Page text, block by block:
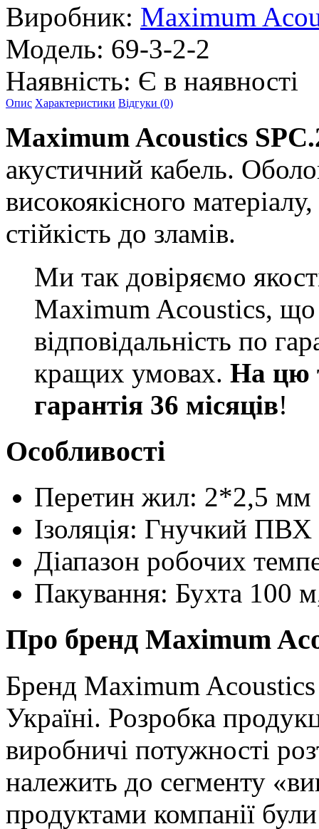
Виробник: Maximum
Модель: 69-3-2-2
Наявність: Є в наявності
Опис Характеристики Відгуки (0)
Maximum Acoustics
акустичний кабель.
високоякісного
стійкість до зламів.
Ми так довіряємо
Maximum Acoustics, що
відповідальність по
кращих умовах. На цю
гарантія 36 місяців!
Особливості
Перетин жил: 2*2,5 мм
Ізоляція: Гнучкий ПВХ
Діапазон робочих
Пакування: Бухта 100
Про бренд Maximum
Бренд Maximum
Україні. Розробка
виробничі потужності
належить до сегменту
продуктами компанії